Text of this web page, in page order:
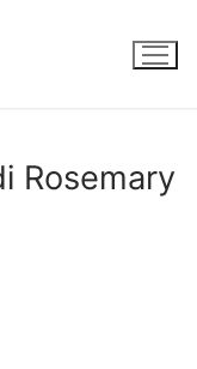
Rosemary